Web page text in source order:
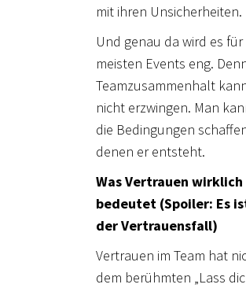
mit ihren Unsicherheiten.
Und genau da wird es für
meisten Events eng.
Teamzusammenhalt
nicht erzwingen. Man
die Bedingungen
denen er entsteht.
Was Vertrauen wirklich
bedeutet (Spoiler: Es
der Vertrauensfall)
Vertrauen im Team hat
dem berühmten „Lass